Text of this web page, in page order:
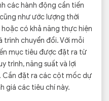
các hành động cần tiến
như ước lượng thời
có khả năng thực hiện
chuyển đổi. Với mỗi
mục tiêu được đặt ra từ
trình, năng suất và lợi
Cần đặt ra các cột mốc dự
giá các tiêu chí này.